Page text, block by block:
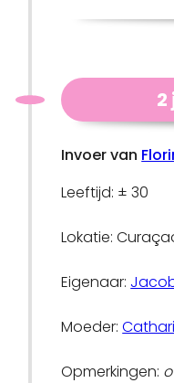
2
Invoer van
Leeftijd: ± 30
Lokatie:
Eigenaar:
Moeder:
Opmerkingen: